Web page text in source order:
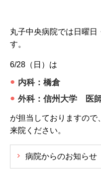
丸子中央病院では日曜日
す。
6/28（日）は
内科：橋倉
外科：信州大学 医
が担当しておりますの
来院ください。
病院からのお知らせ